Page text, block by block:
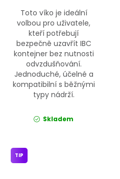
Toto víko je ideální
volbou pro uživatele,
kteří potřebují
bezpečně uzavřít IBC
kontejner bez nutnosti
odvzdušňování.
Jednoduché, účelné a
kompatibilní s běžnými
typy nádrží.
Skladem
TIP